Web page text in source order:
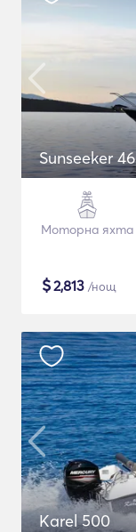
Sunseeker 46
Моторна яхта
$2,813 /нощ
Karel 500